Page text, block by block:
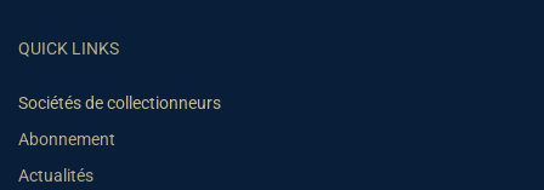
QUICK LINKS
Sociétés de collectionneurs
Abonnement
Actualités